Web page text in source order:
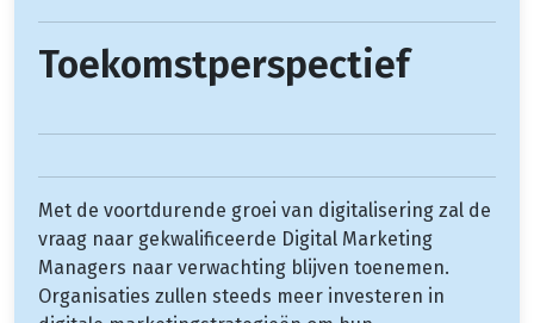
Toekomstperspectief
Met de voortdurende groei van digitalisering zal de
vraag naar gekwalificeerde Digital Marketing
Managers naar verwachting blijven toenemen.
Organisaties zullen steeds meer investeren in